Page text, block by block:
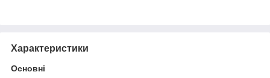
Характеристики
Основні